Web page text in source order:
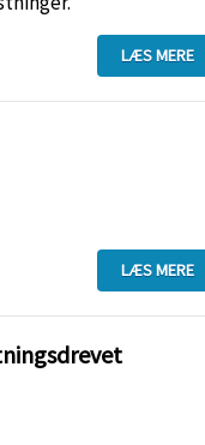
LÆS MERE
LÆS MERE